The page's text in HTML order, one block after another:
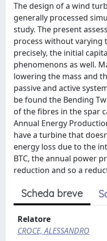
The design of a wind
generally processed
study. The present
process without varying
precisely, the initial
phenomenons as well.
lowering the mass and
passive and active
be found the Bending
of the fibres in the spar
Annual Energy
have a turbine that
energy loss due to the
BTC, the annual power
reduction and so a
Scheda breve
Relatore
CROCE, ALESSANDRO